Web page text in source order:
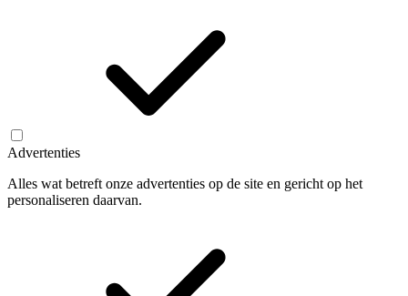
Advertenties
Alles wat betreft onze advertenties op de site en gericht op het
personaliseren daarvan.